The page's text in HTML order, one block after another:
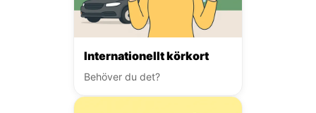
Internationellt körkort
Behöver du det?